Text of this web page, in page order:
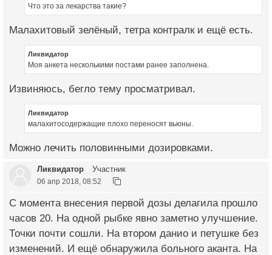
Что это за лекарства такие?
Малахитовый зелёный, тетра контралк и ещё есть.
Ликвидатор
Моя анкета несколькими постами ранее заполнена.
Извиняюсь, бегло тему просматривал.
Ликвидатор
малахитосодержащие плохо переносят вьюны.
Можно лечить половинными дозировками.
Ликвидатор Участник
06 апр 2018, 08:52
С момента внесения первой дозы делагила прошло
часов 20. На одной рыбке явно заметно улучшение.
Точки почти сошли. На втором данио и петушке без
изменений. И ещё обнаружила больного аканта. На